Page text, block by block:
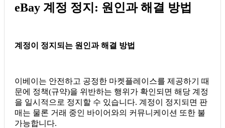
eBay 계정 정지: 원인과 해결 방법
계정이 정지되는 원인과 해결 방법
이베이는 안전하고 공정한 마켓플레이스를 제공하기 때
문에 정책(규약)을 위반하는 행위가 확인되면 해당 계정
을 일시적으로 정지할 수 있습니다. 계정이 정지되면 판
매는 물론 거래 중인 바이어와의 커뮤니케이션 또한 불
가능합니다.